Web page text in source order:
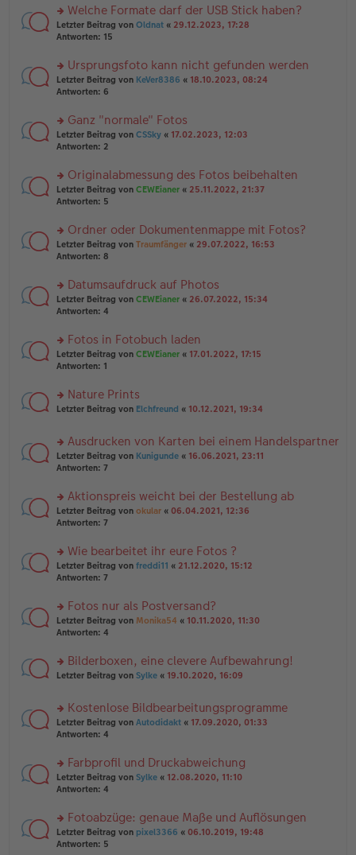
tr
a
g
e
n
er
tr
a
g
n
g
el
e
n
er
tr
a
g
rs
te
n
g
el
e
n
er
tr
a
g
Welche Formate darf der USB Stick haben?
Letzter Beitrag von Oldnat « 29.12.2023, 17:28
Antworten: 15
rs
te
n
g
el
e
n
er
tr
a
g
Ursprungsfoto kann nicht gefunden werden
Letzter Beitrag von KeVer8386 « 18.10.2023, 08:24
Antworten: 6
rs
te
n
g
el
e
n
er
tr
a
g
Ganz "normale" Fotos
Letzter Beitrag von CSSky « 17.02.2023, 12:03
Antworten: 2
rs
te
n
g
el
e
n
er
tr
a
g
Originalabmessung des Fotos beibehalten
Letzter Beitrag von CEWEianer « 25.11.2022, 21:37
Antworten: 5
rs
te
n
g
el
e
n
er
tr
a
Ordner oder Dokumentenmappe mit Fotos?
Letzter Beitrag von Traumfänger « 29.07.2022, 16:53
Antworten: 8
rs
te
n
g
el
e
n
ei
tr
a
Datumsaufdruck auf Photos
Letzter Beitrag von CEWEianer « 26.07.2022, 15:34
Antworten: 4
rs
te
n
g
es
e
n
er
ei
tr
a
Fotos in Fotobuch laden
Letzter Beitrag von CEWEianer « 17.01.2022, 17:15
Antworten: 1
rs
u
n
g
es
e
n
er
ei
tr
a
Nature Prints
Letzter Beitrag von Elchfreund « 10.12.2021, 19:34
rs
te
n
g
el
e
n
er
tr
a
g
Ausdrucken von Karten bei einem Handelspartner
Letzter Beitrag von Kunigunde « 16.06.2021, 23:11
Antworten: 7
rs
te
n
g
el
e
n
er
tr
a
Aktionspreis weicht bei der Bestellung ab
Letzter Beitrag von okular « 06.04.2021, 12:36
Antworten: 7
rs
te
n
g
el
e
n
ei
tr
a
Wie bearbeitet ihr eure Fotos ?
Letzter Beitrag von freddi11 « 21.12.2020, 15:12
Antworten: 7
rs
te
n
g
es
e
n
er
ei
tr
a
Fotos nur als Postversand?
Letzter Beitrag von Monika54 « 10.11.2020, 11:30
Antworten: 4
rs
u
n
g
es
e
n
er
ei
tr
a
Bilderboxen, eine clevere Aufbewahrung!
Letzter Beitrag von Sylke « 19.10.2020, 16:09
rs
te
n
g
el
e
n
er
Kostenlose Bildbearbeitungsprogramme
Letzter Beitrag von Autodidakt « 17.09.2020, 01:33
Antworten: 4
rs
te
n
g
el
Farbprofil und Druckabweichung
Letzter Beitrag von Sylke « 12.08.2020, 11:10
Antworten: 4
rs
te
Fotoabzüge: genaue Maße und Auflösungen
Letzter Beitrag von pixel3366 « 06.10.2019, 19:48
Antworten: 5